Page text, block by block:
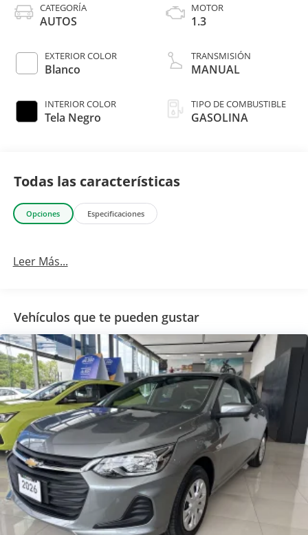
CATEGORÍA
AUTOS
EXTERIOR COLOR
Blanco
INTERIOR COLOR
Tela Negro
MOTOR
1.3
TRANSMISIÓN
MANUAL
TIPO DE COMBUSTIBLE
GASOLINA
Todas las características
Opciones Especificaciones
Leer Más...
Vehículos que te pueden gustar